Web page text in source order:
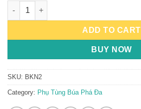
Bình Khí Nito quantity
ADD TO CART
BUY NOW
SKU: BKN2
Category: Phụ Tùng Búa Phá Đa